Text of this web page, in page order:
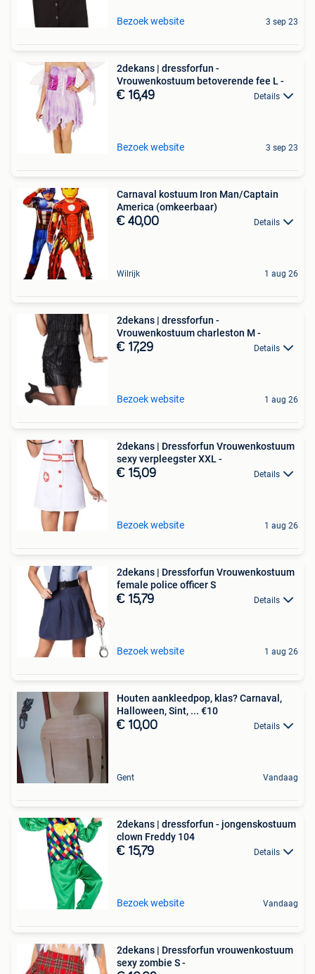
Bezoek website 3 sep 23
2dekans | dressforfun -
Vrouwenkostuum betoverende fee L -
€ 16,49 Details
Bezoek website 3 sep 23
Carnaval kostuum Iron Man/Captain
America (omkeerbaar)
€ 40,00 Details
Wilrijk 1 aug 26
2dekans | dressforfun -
Vrouwenkostuum charleston M -
€ 17,29 Details
Bezoek website 1 aug 26
2dekans | Dressforfun Vrouwenkostuum
sexy verpleegster XXL -
€ 15,09 Details
Bezoek website 1 aug 26
2dekans | Dressforfun Vrouwenkostuum
female police officer S
€ 15,79 Details
Bezoek website 1 aug 26
Houten aankleedpop, klas? Carnaval,
Halloween, Sint, ... €10
€ 10,00 Details
Gent Vandaag
2dekans | dressforfun - jongenskostuum
clown Freddy 104
€ 15,79 Details
Bezoek website Vandaag
2dekans | Dressforfun vrouwenkostuum
sexy zombie S -